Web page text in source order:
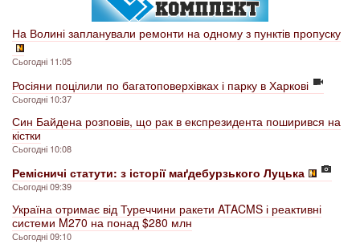
На Волині запланували ремонти на одному з пунктів пропуску
Сьогодні 11:05
Росіяни поцілили по багатоповерхівках і парку в Харкові
Сьогодні 10:37
Син Байдена розповів, що рак в експрезидента поширився на
кістки
Сьогодні 10:08
Ремісничі статути: з історії маґдебурзького Луцька
Сьогодні 09:39
Україна отримає від Туреччини ракети ATACMS і реактивні
системи M270 на понад $280 млн
Сьогодні 09:10